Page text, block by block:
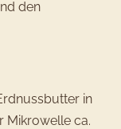
den
in
Mikrowelle ca.